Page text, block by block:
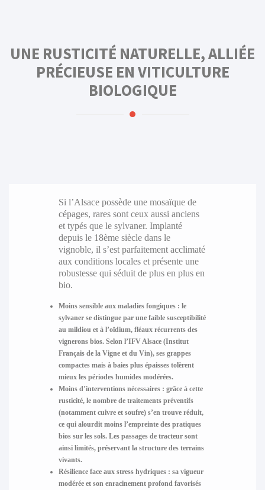
UNE RUSTICITÉ NATURELLE, ALLIÉE
PRÉCIEUSE EN VITICULTURE
BIOLOGIQUE
Si l’Alsace possède une mosaïque de
cépages, rares sont ceux aussi anciens
et typés que le sylvaner. Implanté
depuis le 18ème siècle dans le
vignoble, il s’est parfaitement acclimaté
aux conditions locales et présente une
robustesse qui séduit de plus en plus en
bio.
Moins sensible aux maladies fongiques: le
sylvaner se distingue par une faible susceptibilité
au mildiou et à l’oïdium, fléaux récurrents des
vignerons bios. Selon l’IFV Alsace (Institut
Français de la Vigne et du Vin), ses grappes
compactes mais à baies plus épaisses tolèrent
mieux les périodes humides modérées.
Moins d’interventions nécessaires: grâce à cette
rusticité, le nombre de traitements préventifs
(notamment cuivre et soufre) s’en trouve réduit,
ce qui alourdit moins l’empreinte des pratiques
bios sur les sols. Les passages de tracteur sont
ainsi limités, préservant la structure des terrains
vivants.
Résilience face aux stress hydriques: sa vigueur
modérée et son enracinement profond favorisés